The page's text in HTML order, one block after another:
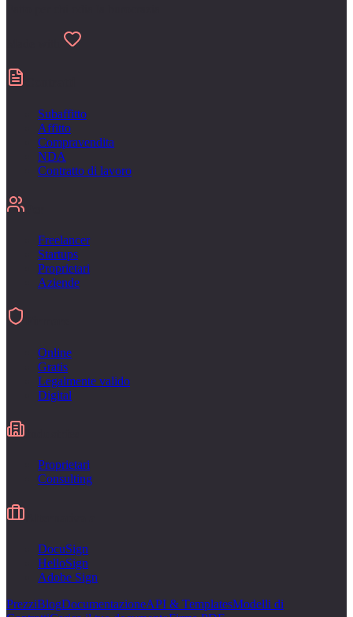
Subaffitto
Affitto
Compravendita
NDA
Contratto di lavoro
Freelancer
Startups
Proprietari
Aziende
Online
Gratis
Legalmente valido
Digital
Proprietari
Consulting
DocuSign
HelloSign
Adobe Sign
PrezziBlogDocumentazioneAPI & TemplatesModelli di